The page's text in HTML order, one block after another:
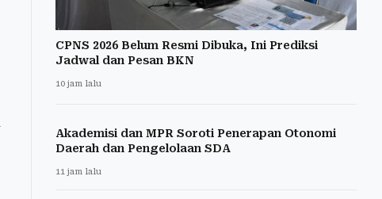
CPNS 2026 Belum Resmi Dibuka, Ini Prediksi
Jadwal dan Pesan BKN
10 jam lalu
Akademisi dan MPR Soroti Penerapan Otonomi
Daerah dan Pengelolaan SDA
11 jam lalu